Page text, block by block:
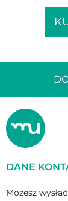
DANE
Możesz